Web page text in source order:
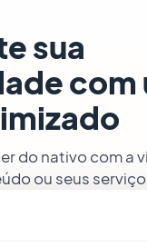
sua
com
do nativo com a
ou seus
lugar
progressivo